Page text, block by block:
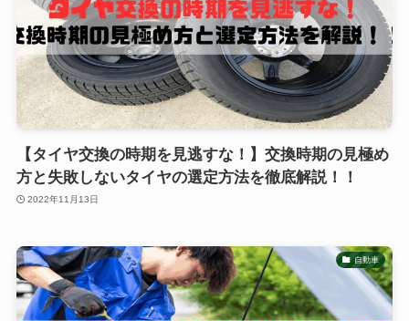
【タイヤ交換の時期を見逃すな！】交換時期の見極め
方と失敗しないタイヤの選定方法を徹底解説！！
2022年11月13日
自動車